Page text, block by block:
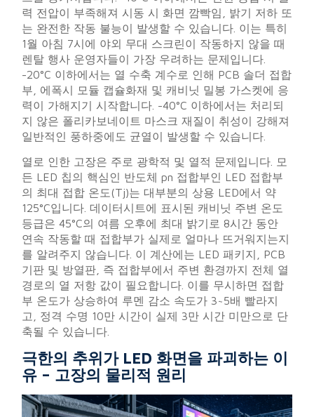
력 전압이 부족해져 시동 시 화면 깜빡임, 밝기 저하 또
는 완전한 작동 불능이 발생할 수 있습니다. 이는 특히
1월 아침 7시에 야외 무대 스크린이 작동하지 않을 때
렌탈 행사 운영자들이 가장 우려하는 문제입니다.
-20°C 이하에서는 열 수축 계수로 인해 PCB 솔더 접합
부, 에폭시 모듈 캡슐화재 및 캐비닛 밀봉 가스켓에 응
력이 가해지기 시작합니다. -40°C 이하에서는 처리되
지 않은 폴리카보네이트 마스크 재질이 취성이 강해져
일반적인 풍하중에도 균열이 발생할 수 있습니다.
열로 인한 고장은 주로 광학적 및 열적 문제입니다. 모
든 LED 칩의 핵심인 반도체 pn 접합부인 LED 접합부
의 최대 접합 온도(Tj)는 대부분의 상용 LED에서 약
125°C입니다. 데이터시트에 표시된 캐비닛 주변 온도
등급은 45°C의 여름 오후에 최대 밝기로 8시간 동안
연속 작동할 때 접합부가 실제로 얼마나 뜨거워지는지
를 알려주지 않습니다. 이 계산에는 LED 패키지, PCB
기판 및 방열판, 즉 접합부에서 주변 환경까지 전체 열
경로의 열 저항 값이 필요합니다. 이를 무시하면 접합
부 온도가 상승하여 루멘 감소 속도가 3~5배 빨라지
고, 정격 수명 10만 시간이 실제 3만 시간 미만으로 단
축될 수 있습니다.
극한의 추위가 LED 화면을 파괴하는 이
유 – 고장의 물리적 원리